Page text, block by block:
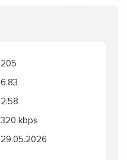
205
6.83
2:58
320 kbps
29.05.2026